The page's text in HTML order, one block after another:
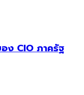
ง CIO ภาครัฐ